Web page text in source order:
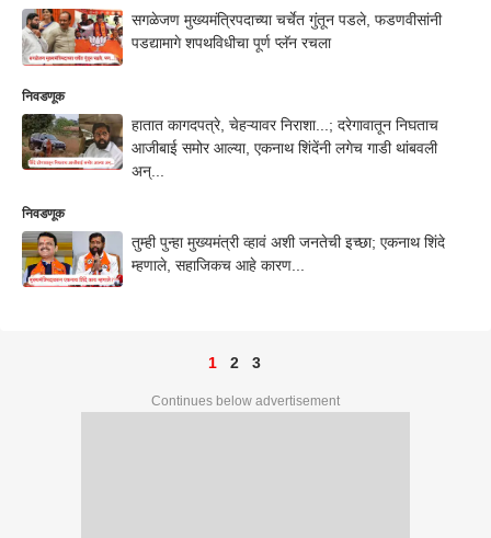
सगळेजण मुख्यमंत्रिपदाच्या चर्चेत गुंतून पडले, फडणवीसांनी
पडद्यामागे शपथविधीचा पूर्ण प्लॅन रचला
निवडणूक
हातात कागदपत्रे, चेहऱ्यावर निराशा...; दरेगावातून निघताच
आजीबाई समोर आल्या, एकनाथ शिंदेंनी लगेच गाडी थांबवली
अन्...
निवडणूक
तुम्ही पुन्हा मुख्यमंत्री व्हावं अशी जनतेची इच्छा; एकनाथ शिंदे
म्हणाले, सहाजिकच आहे कारण...
1 2 3
Continues below advertisement